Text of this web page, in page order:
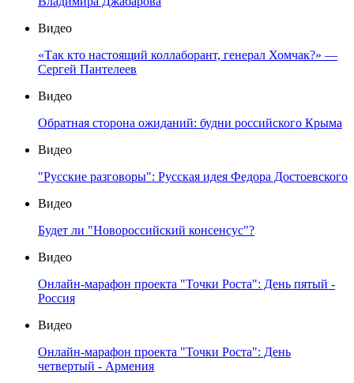
Видео
«Так кто настоящий коллаборант, генерал Хомчак?» —
Сергей Пантелеев
Видео
Обратная сторона ожиданий: будни российского Крыма
Видео
"Русские разговоры": Русская идея Федора Достоевского
Видео
Будет ли "Новороссийский консенсус"?
Видео
Онлайн-марафон проекта "Точки Роста": День пятый -
Россия
Видео
Онлайн-марафон проекта "Точки Роста": День
четвертый - Армения